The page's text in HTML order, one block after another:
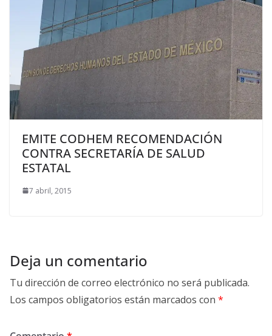
EMITE CODHEM RECOMENDACIÓN
CONTRA SECRETARÍA DE SALUD
ESTATAL
7 abril, 2015
Deja un comentario
Tu dirección de correo electrónico no será publicada.
Los campos obligatorios están marcados con *